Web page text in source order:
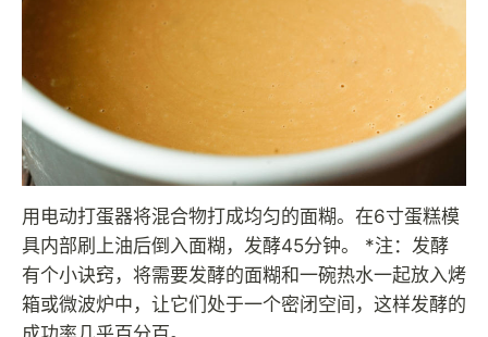
用电动打蛋器将混合物打成均匀的面糊。在6寸蛋糕模
具内部刷上油后倒入面糊，发酵45分钟。 *注：发酵
有个小诀窍，将需要发酵的面糊和一碗热水一起放入烤
箱或微波炉中，让它们处于一个密闭空间，这样发酵的